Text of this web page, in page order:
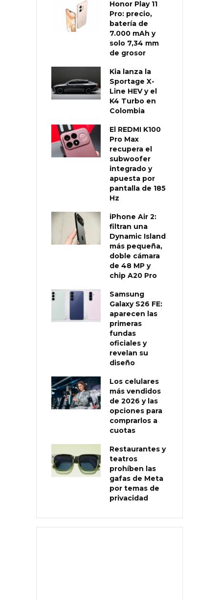
Honor Play 11
Pro: precio,
batería de
7.000 mAh y
solo 7,34 mm
de grosor
Kia lanza la
Sportage X-
Line HEV y el
K4 Turbo en
Colombia
El REDMI K100
Pro Max
recupera el
subwoofer
integrado y
apuesta por
pantalla de 185
Hz
iPhone Air 2:
filtran una
Dynamic Island
más pequeña,
doble cámara
de 48 MP y
chip A20 Pro
Samsung
Galaxy S26 FE:
aparecen las
primeras
fundas
oficiales y
revelan su
diseño
Los celulares
más vendidos
de 2026 y las
opciones para
comprarlos a
cuotas
Restaurantes y
teatros
prohíben las
gafas de Meta
por temas de
privacidad